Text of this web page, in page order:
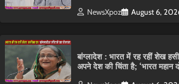
NewsXpoz August 6,
बांग्लादेश : भारत में रह रहीं शेख
अपने देश की चिंता है; ‘भारत महान